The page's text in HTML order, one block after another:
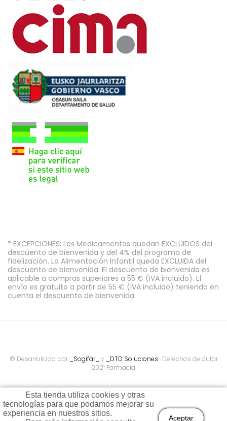
Esta tienda utiliza cookies y otras
tecnologías para que podamos mejorar su
experiencia en nuestros sitios.
Aceptar
* EXCEPCIONES: Los Medicamentos quedan EXCLUIDOS del
descuento de bienvenida y del 4% del programa de
fidelización. La Alimentación Infantil queda EXCLUIDA del
descuento de bienvenida. El descuento de bienvenida es
aplicable a compras superiores a 55 € (IVA incluido). El
envío es gratuito a partir de 55 € (IVA incluido) teniendo en
cuenta el descuento de bienvenida.
© Desarrollado por _Sogifar_ y _DTD Soluciones . Derechos de autor
2021 Farmacia.